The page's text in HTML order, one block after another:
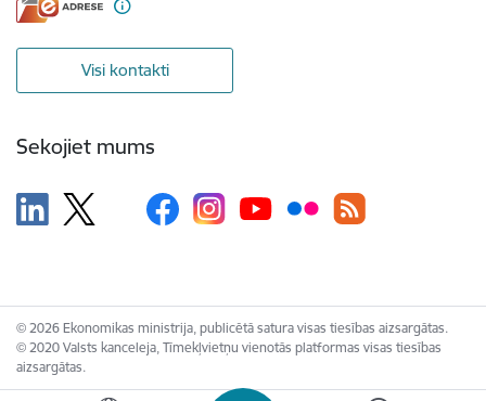
Visi kontakti
Sekojiet mums
© 2026 Ekonomikas ministrija, publicētā satura visas tiesības aizsargātas.
© 2020 Valsts kanceleja, Tīmekļvietņu vienotās platformas visas tiesības
aizsargātas.